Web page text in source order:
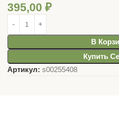
395,00 ₽
В
Купить
Артикул: s00255408